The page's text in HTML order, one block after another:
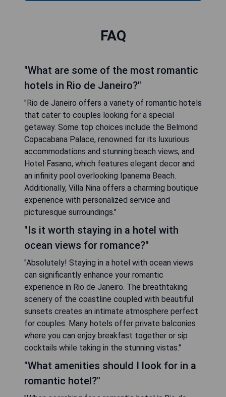
FAQ
"What are some of the most romantic
hotels in Rio de Janeiro?"
"Rio de Janeiro offers a variety of romantic hotels
that cater to couples looking for a special
getaway. Some top choices include the Belmond
Copacabana Palace, renowned for its luxurious
accommodations and stunning beach views, and
Hotel Fasano, which features elegant decor and
an infinity pool overlooking Ipanema Beach.
Additionally, Villa Nina offers a charming boutique
experience with personalized service and
picturesque surroundings."
"Is it worth staying in a hotel with
ocean views for romance?"
"Absolutely! Staying in a hotel with ocean views
can significantly enhance your romantic
experience in Rio de Janeiro. The breathtaking
scenery of the coastline coupled with beautiful
sunsets creates an intimate atmosphere perfect
for couples. Many hotels offer private balconies
where you can enjoy breakfast together or sip
cocktails while taking in the stunning vistas."
"What amenities should I look for in a
romantic hotel?"